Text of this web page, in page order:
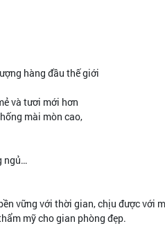
hàng đầu thế giới
và tươi mới hơn
mài mòn cao,
ngủ…
vững với thời gian, chịu được với
mỹ cho gian phòng đẹp.